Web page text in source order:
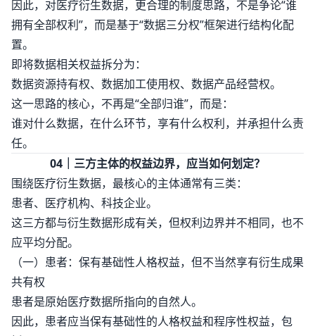
因此，对医疗衍生数据，更合理的制度思路，不是争论“谁
拥有全部权利”，而是基于“数据三分权”框架进行结构化配
置。
即将数据相关权益拆分为：
数据资源持有权、数据加工使用权、数据产品经营权。
这一思路的核心，不再是“全部归谁”，而是：
谁对什么数据，在什么环节，享有什么权利，并承担什么责
任。
04｜三方主体的权益边界，应当如何划定？
围绕医疗衍生数据，最核心的主体通常有三类：
患者、医疗机构、科技企业。
这三方都与衍生数据形成有关，但权利边界并不相同，也不
应平均分配。
（一）患者：保有基础性人格权益，但不当然享有衍生成果
共有权
患者是原始医疗数据所指向的自然人。
因此，患者应当保有基础性的人格权益和程序性权益，包